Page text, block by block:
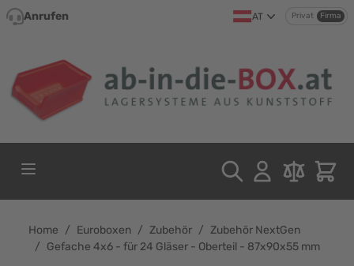
Direkt zum Inhalt
Anrufen AT Privat Firma
Home / Euroboxen / Zubehör / Zubehör NextGen
/ Gefache 4x6 - für 24 Gläser - Oberteil - 87x90x55 mm